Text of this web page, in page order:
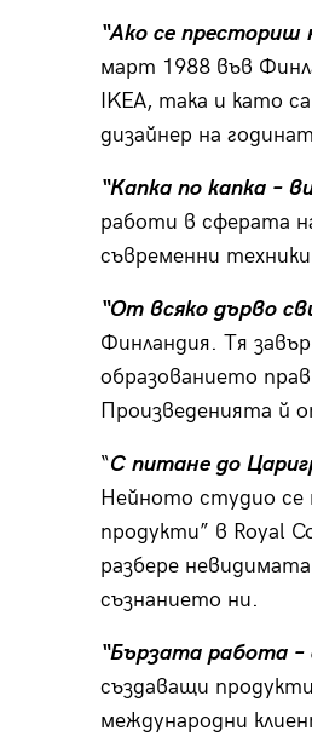
“Ако се престориш
март 1988 във
IKEA, така и като
дизайнер на
“Капка по капка –
работи в сферата
съвременни
“От всяко дърво
Финландия. Тя
образованието
Произведенията й
“С питане до
Нейното студио се
продукти” в Royal
разбере
съзнанието ни.
“Бързата работа –
създаващи
международни